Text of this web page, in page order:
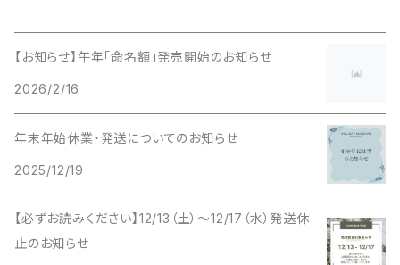
【お知らせ】午年「命名額」発売開始のお知らせ
2026/2/16
年末年始休業・発送についてのお知らせ
2025/12/19
【必ずお読みください】12/13（土）〜12/17（水）発送休
止のお知らせ